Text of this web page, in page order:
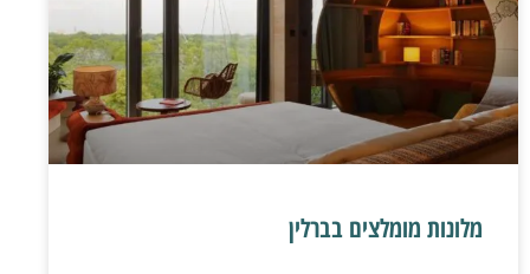
מלונות מומלצים בברלין